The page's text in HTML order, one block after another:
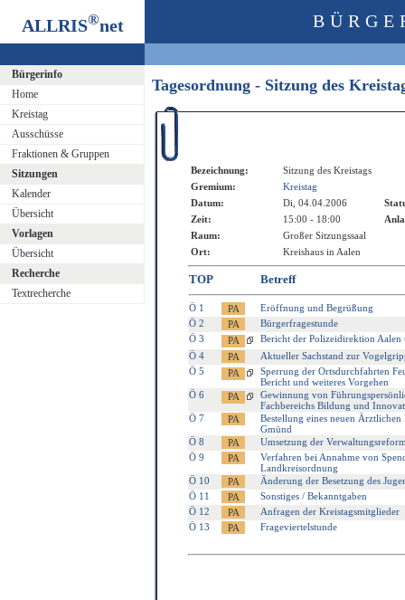
ALLRIS®net
Bürgerinfo
Home
Kreistag
Ausschüsse
Fraktionen & Gruppen
Sitzungen
Kalender
Übersicht
Vorlagen
Übersicht
Recherche
Textrecherche
Tagesordnung - Sitzung des
Bezeichnung:
Sitzung des Kreistags
Gremium:
Kreistag
Datum:
Di, 04.04.2006
Zeit:
15:00 - 18:00
Raum:
Großer Sitzungssaal
Ort:
Kreishaus in Aalen
TOP Betreff
Ö 1
Eröffnung und Begrüßung
Ö 2
Bürgerfragestunde
Ö 3
Bericht der Polizeidirektion
Ö 4
Aktueller Sachstand zur
Ö 5
Sperrung der Ortsdurchfahrten
Bericht und weiteres Vorgehen
Ö 6
Gewinnung von
Fachbereichs Bildung und
Ö 7
Bestellung eines neuen
Gmünd
Ö 8
Umsetzung der
Ö 9
Verfahren bei Annahme von
Landkreisordnung
Ö 10
Änderung der Besetzung des
Ö 11
Sonstiges / Bekanntgaben
Ö 12
Anfragen der Kreistagsmitglieder
Ö 13
Frageviertelstunde